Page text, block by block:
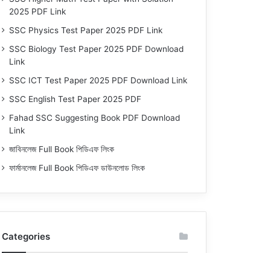
2025 PDF Link
SSC Physics Test Paper 2025 PDF Link
SSC Biology Test Paper 2025 PDF Download
Link
SSC ICT Test Paper 2025 PDF Download Link
SSC English Test Paper 2025 PDF
Fahad SSC Suggesting Book PDF Download
Link
জাবিনলেজ Full Book পিডিএফ লিংক
ফার্মানলেজ Full Book পিডিএফ ডাউনলোড লিংক
Categories